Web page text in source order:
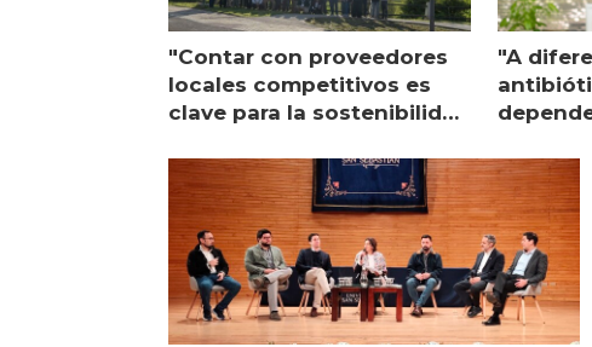
"Contar con proveedores
locales competitivos es
clave para la sostenibilidad
"A